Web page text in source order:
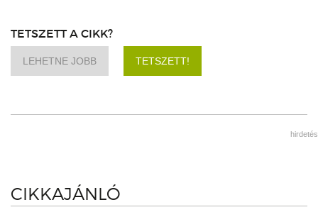
TETSZETT A CIKK?
LEHETNE JOBB TETSZETT!
hirdetés
CIKKAJÁNLÓ